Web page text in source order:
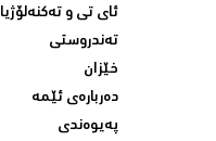
ئای تی و تەکنەلۆژیا
تەندروستی
خێزان
دەربارەی ئێمە
پەیوەندی